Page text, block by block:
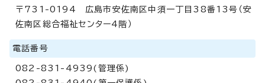
〒731-0194 広島市安佐南区中須一丁目38番13号（安
佐南区総合福祉センター4階）
電話番号
082-831-4939(管理係)